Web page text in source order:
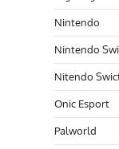
Nintendo
Nintendo
Nitendo
Onic Esport
Palworld